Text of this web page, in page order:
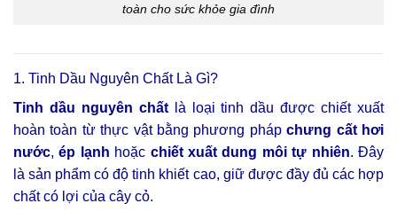
toàn cho sức khỏe gia đình
1. Tinh Dầu Nguyên Chất Là Gì?
Tinh dầu nguyên chấtlà loại tinh dầu được chiết xuất
hoàn toàn từ thực vật bằng phương phápchưng cất hơi
nước,ép lạnh hoặc chiết xuất dung môi tự nhiên. Đây
là sản phẩm có độ tinh khiết cao, giữ được đầy đủ các hợp
chất có lợi của cây cỏ.